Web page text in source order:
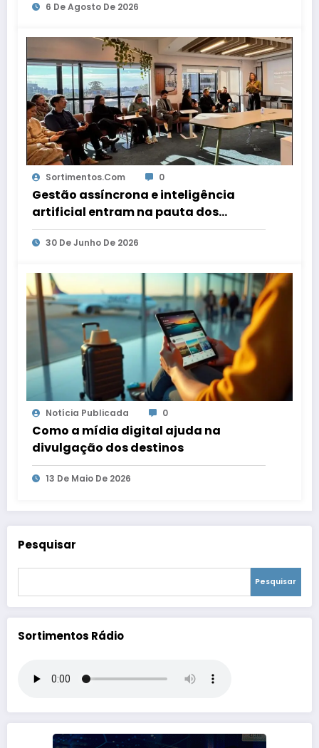
6 De Agosto De 2026
Sortimentos.com 0
Gestão assíncrona e inteligência
artificial entram na pauta dos
escritórios de arquitetura gaúchos
30 De Junho De 2026
Notícia Publicada 0
Como a mídia digital ajuda na
divulgação dos destinos
13 De Maio De 2026
Pesquisar
Pesquisar
Sortimentos Rádio